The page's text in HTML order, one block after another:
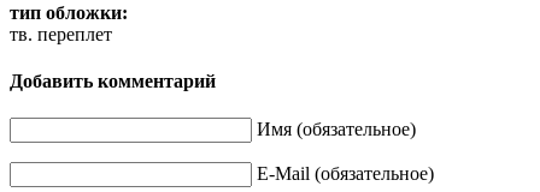
тип обложки:
тв. переплет
Добавить комментарий
Имя (обязательное)
E-Mail (обязательное)